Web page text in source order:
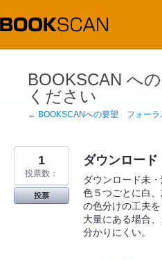
コ
ン
テ
BOOKSCAN へ
ください
← BOOKSCANへの要望 フォーラ
ダウンロード
ダウンロード未
色５つごとに白
の色分けの工夫を
大量にある場合
分かりにくい。
1
投票数：
投票